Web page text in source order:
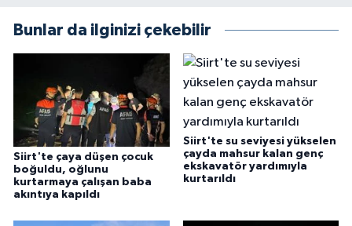
Bunlar da ilginizi çekebilir
Siirt'te çaya düşen çocuk
boğuldu, oğlunu
kurtarmaya çalışan baba
akıntıya kapıldı
Siirt'te su seviyesi yükselen
çayda mahsur kalan genç
ekskavatör yardımıyla
kurtarıldı